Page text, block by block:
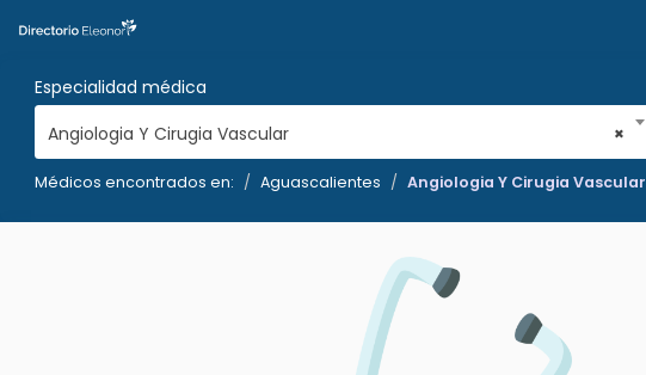
Especialidad médica
×
Angiologia Y Cirugia Vascular
Médicos encontrados en: Aguascalientes Angiologia Y Cirugia Vascular